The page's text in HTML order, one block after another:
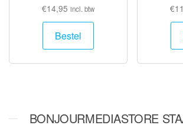
€14,95 incl. btw
Bestel
€
BONJOURMEDIASTORE